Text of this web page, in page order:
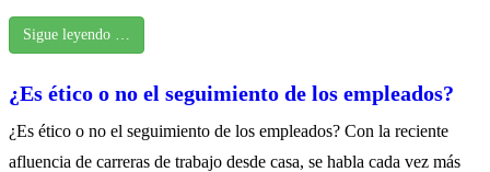
Sigue leyendo …
¿Es ético o no el seguimiento de los empleados?
¿Es ético o no el seguimiento de los empleados? Con la reciente
afluencia de carreras de trabajo desde casa, se habla cada vez más